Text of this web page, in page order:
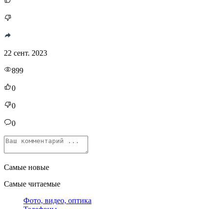
22 сент. 2023
899
0
0
0
Самые новые
Самые читаемые
Фото, видео, оптика